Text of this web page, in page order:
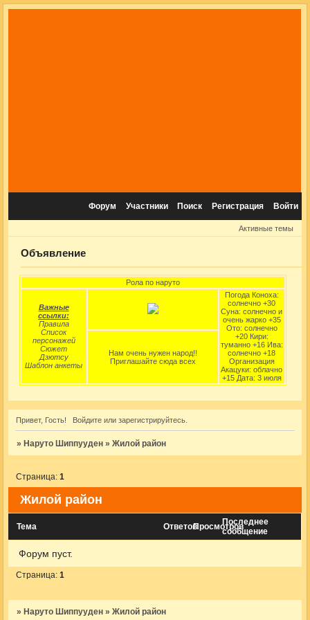
Форум Участники Поиск Регистрация Войти
Активные темы
Объявление
Рола по наруто
Важные
ссылки:
Правила
Список
персонажей
Сюжет
Дзютсу
Шаблон анкеты
Погода Коноха:
солнечно +30
Суна: солнечно и
очень жарко +35
Ото: солнечно
+20 Кири:
туманно +16 Ива:
солнечно +18
Организация
Акацуки: облачно
+15 Дата: 3 июля
Нам очень нужен народ!!
Приглашайте сюда всех
Привет, Гость! Войдитеили зарегистрируйтесь.
» Наруто Шиппууден »Жилой район
Жилой район
Страница:1
Тема ОтветовПросмотровПоследнее
сообщение
Форум пуст.
Страница:1
»Наруто Шиппууден »Жилой район